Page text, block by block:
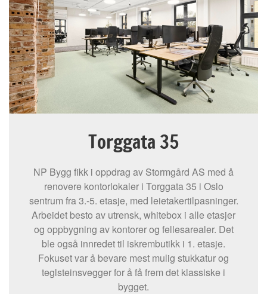
Torggata 35
NP Bygg fikk i oppdrag av Stormgård AS med å
renovere kontorlokaler i Torggata 35 i Oslo
sentrum fra 3.-5. etasje, med leietakertilpasninger.
Arbeidet besto av utrensk, whitebox i alle etasjer
og oppbygning av kontorer og fellesarealer. Det
ble også innredet til iskrembutikk i 1. etasje.
Fokuset var å bevare mest mulig stukkatur og
teglsteinsvegger for å få frem det klassiske i
bygget.